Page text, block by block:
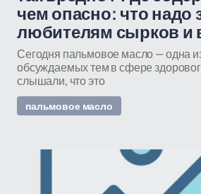
чем опасно: что надо
любителям сырков и
Сегодня пальмовое масло — одна
обсуждаемых тем в сфере
слышали, что это
пальмовое масло